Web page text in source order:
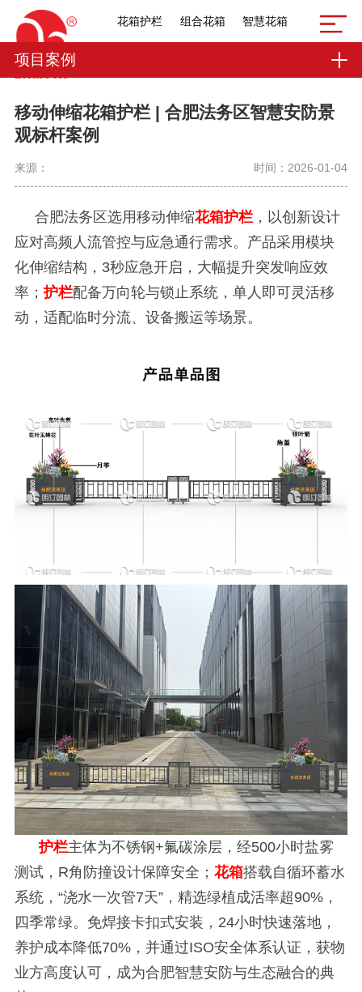
花箱护栏 组合花箱 智慧花箱
项目案例
移动伸缩花箱护栏 | 合肥法务区智慧安防景
观标杆案例
来源： 时间：2026-01-04
合肥法务区选用移动伸缩花箱护栏，以创新设计
应对高频人流管控与应急通行需求。产品采用模块
化伸缩结构，3秒应急开启，大幅提升突发响应效
率；护栏配备万向轮与锁止系统，单人即可灵活移
动，适配临时分流、设备搬运等场景。
护栏主体为不锈钢+氟碳涂层，经500小时盐雾
测试，R角防撞设计保障安全； 花箱搭载自循环蓄水
系统，“浇水一次管7天”，精选绿植成活率超90%，
四季常绿。免焊接卡扣式安装，24小时快速落地，
养护成本降低70%，并通过ISO安全体系认证，获物
业方高度认可，成为合肥智慧安防与生态融合的典